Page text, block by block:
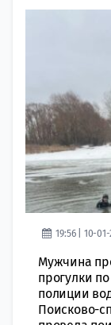
19:56 | 10-
Мужчина
прогулки
полиции
Поисково-